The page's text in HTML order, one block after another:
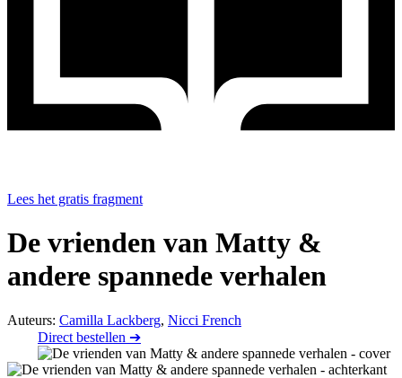
Lees het gratis fragment
De vrienden van Matty &
andere spannede verhalen
Auteurs: Camilla Lackberg, Nicci French
Direct bestellen ➔